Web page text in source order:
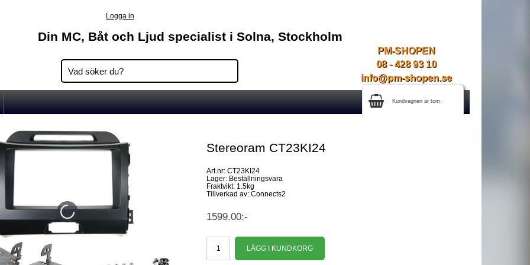
Logga in
Din MC, Båt och Ljud specialist i Solna, Stockholm
PM-SHOPEN
08 - 428 93 10
info@pm-shopen.se
Kundvagnen är tom.
Stereoram CT23KI24
Art.nr: CT23KI24
Lager: Beställningsvara
Fraktvikt: 1.5kg
Tillverkad av: Connects2
1599.00:-